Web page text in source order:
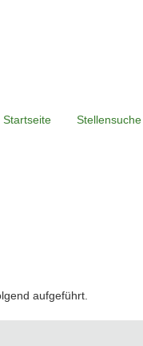
Startseite Stellensuche
aufgeführt.